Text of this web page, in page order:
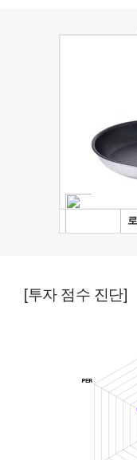
[투자 점수 진단]